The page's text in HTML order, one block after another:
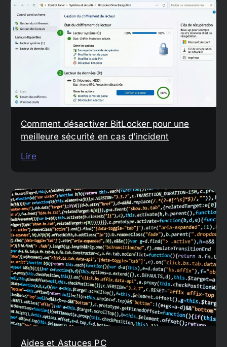
Comment désactiver BitLocker pour une
meilleure sécurité en cas d’incident
Lire
Aides et Astuces PC